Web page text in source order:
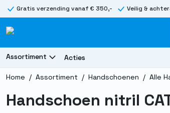
Gratis verzending vanaf € 350,- Veilig &
Assortiment Acties
Home / Assortiment / Handschoenen / Alle
Handschoen nitril